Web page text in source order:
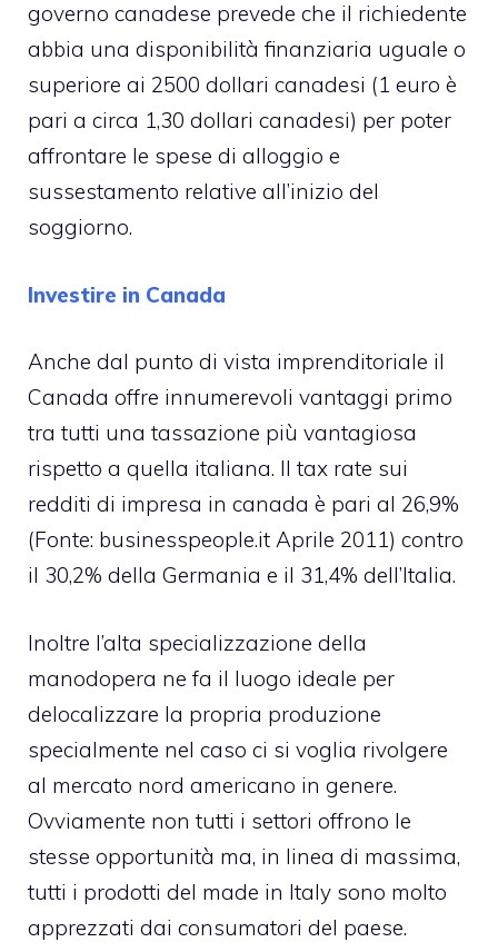
governo canadese prevede che il richiedente
abbia una disponibilità finanziaria uguale o
superiore ai 2500 dollari canadesi (1 euro è
pari a circa 1,30 dollari canadesi) per poter
affrontare le spese di alloggio e
sussestamento relative all’inizio del
soggiorno.
Investire in Canada
Anche dal punto di vista imprenditoriale il
Canada offre innumerevoli vantaggi primo
tra tutti una tassazione più vantagiosa
rispetto a quella italiana. Il tax rate sui
redditi di impresa in canada è pari al 26,9%
(Fonte: businesspeople.it Aprile 2011) contro
il 30,2% della Germania e il 31,4% dell’Italia.
Inoltre l’alta specializzazione della
manodopera ne fa il luogo ideale per
delocalizzare la propria produzione
specialmente nel caso ci si voglia rivolgere
al mercato nord americano in genere.
Ovviamente non tutti i settori offrono le
stesse opportunità ma, in linea di massima,
tutti i prodotti del made in Italy sono molto
apprezzati dai consumatori del paese.